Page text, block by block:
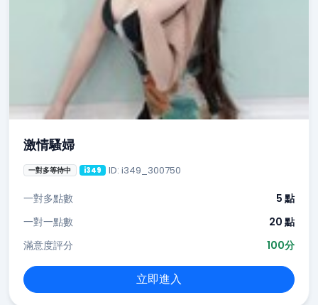
激情騷婦
一對多等待中 i349 ID: i349_300750
一對多點數
5 點
一對一點數
20 點
滿意度評分
100分
立即進入